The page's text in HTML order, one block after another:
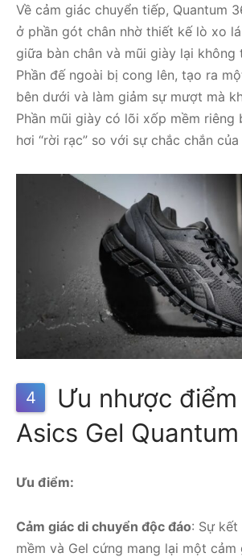
Về cảm giác chuyển tiếp, Quantum
ở phần gót chân nhờ thiết kế lò xo
giữa bàn chân và mũi giày lại không
Phần đế ngoài bị cong lên, tạo ra
bên dưới và làm giảm sự mượt mà
Phần mũi giày có lõi xốp mềm riêng
hơi “rời rạc” so với sự chắc chắn
4
Ưu nhược
Asics Gel
Ưu điểm:
Cảm giác di chuyển độc đáo: Sự
mềm và Gel cứng mang lại một cảm